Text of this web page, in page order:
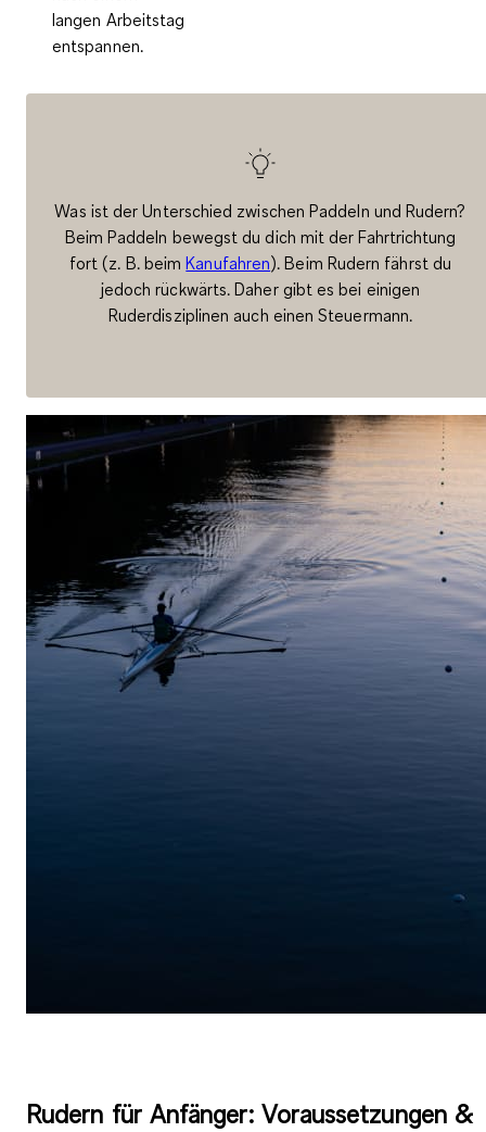
langen Arbeitstag
entspannen.
Was ist der Unterschied zwischen Paddeln und Rudern?
Beim Paddeln bewegst du dich mit der Fahrtrichtung
fort (z. B. beimKanufahren). Beim Rudern fährst du
jedoch rückwärts. Daher gibt es bei einigen
Ruderdisziplinen auch einen Steuermann.
Rudern für Anfänger: Voraussetzungen &